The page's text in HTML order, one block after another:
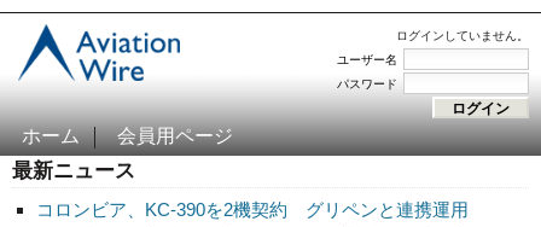
ログインしていません。
ユーザー名
パスワード
ホーム 会員用ページ
最新ニュース
コロンビア、KC-390を2機契約 グリペンと連携運用